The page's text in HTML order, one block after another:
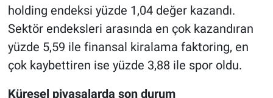
holding endeksi yüzde 1,04 değer kazandı.
Sektör endeksleri arasında en çok kazandıran
yüzde 5,59 ile finansal kiralama faktoring, en
çok kaybettiren ise yüzde 3,88 ile spor oldu.
Küresel piyasalarda son durum